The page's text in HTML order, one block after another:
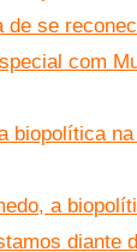
de se
com
biopolítica
a
diante